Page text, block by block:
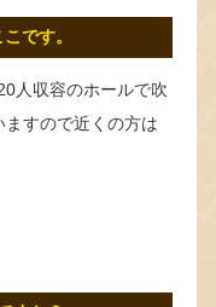
です。
人収容のホールで吹
すので近くの方は